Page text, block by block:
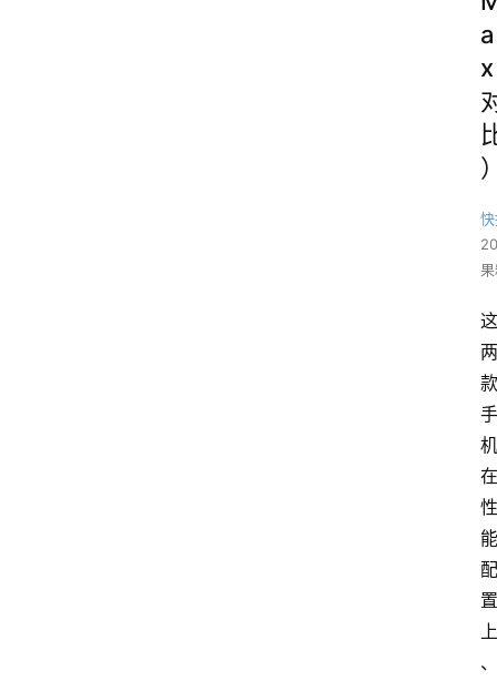
a
x
这
两
款
手
机
在
性
能
配
置
上
、